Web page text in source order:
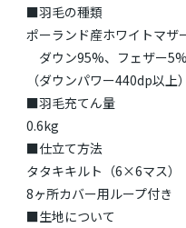
■羽毛の種類
ポーランド産ホワイトマザ
ダウン95%、フェザー5%
（ダウンパワー440dp以上）
■羽毛充てん量
0.6kg
■仕立て方法
タタキキルト（6×6マス）
8ヶ所カバー用ループ付き
■生地について